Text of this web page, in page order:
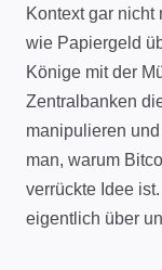
Kontext gar nicht
wie Papiergeld
Könige mit der
Zentralbanken
manipulieren
man, warum
verrückte Idee
eigentlich über